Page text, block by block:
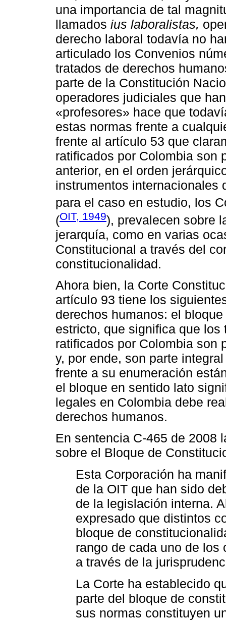
una importancia de tal
llamados ius laboralistas,
derecho laboral todavía no
articulado los Convenios
tratados de derechos
parte de la Constitución
operadores judiciales que
«profesores» hace que
estas normas frente a
frente al artículo 53 que
ratificados por Colombia son
anterior, en el orden
instrumentos internacionales
para el caso en estudio, los
(OIT, 1949), prevalecen sobre
jerarquía, como en varias
Constitucional a través del
constitucionalidad.
Ahora bien, la Corte
artículo 93 tiene los
derechos humanos: el
estricto, que significa que
ratificados por Colombia son
y, por ende, son parte
frente a su enumeración
el bloque en sentido lato
legales en Colombia debe
derechos humanos.
En sentencia C-465 de 2008
sobre el Bloque de
Esta Corporación ha
de la OIT que han sido
de la legislación interna.
expresado que distintos
bloque de
rango de cada uno de
a través de la
La Corte ha establecido
parte del bloque de
sus normas constituyen